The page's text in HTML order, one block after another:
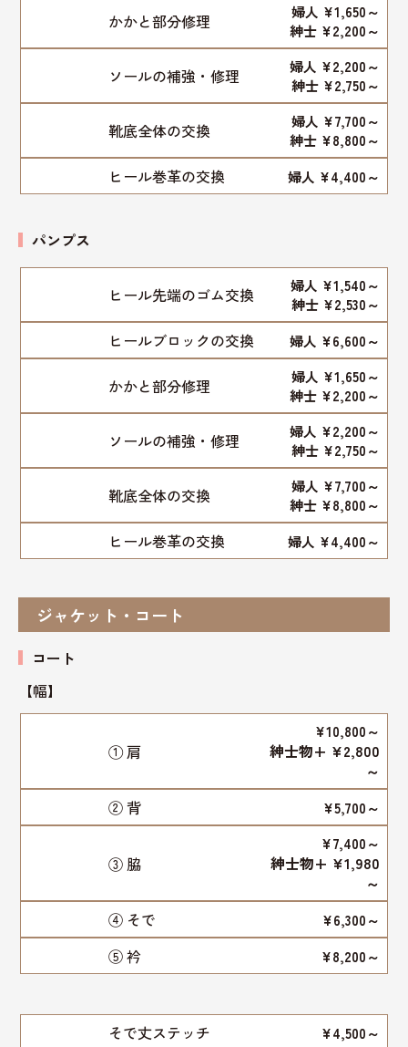
かかと部分修理
婦人 ¥1,650～
紳士 ¥2,200～
ソールの補強・修理
婦人 ¥2,200～
紳士 ¥2,750～
靴底全体の交換
婦人 ¥7,700～
紳士 ¥8,800～
ヒール巻革の交換 婦人 ¥4,400～
パンプス
ヒール先端のゴム交換
婦人 ¥1,540～
紳士 ¥2,530～
ヒールブロックの交換 婦人 ¥6,600～
かかと部分修理
婦人 ¥1,650～
紳士 ¥2,200～
ソールの補強・修理
婦人 ¥2,200～
紳士 ¥2,750～
靴底全体の交換
婦人 ¥7,700～
紳士 ¥8,800～
ヒール巻革の交換 婦人 ¥4,400～
ジャケット・コート
コート
【幅】
① 肩
¥10,800～
紳士物+ ¥2,800
～
② 背
¥5,700～
③ 脇
¥7,400～
紳士物+ ¥1,980
～
④ そで
¥6,300～
⑤ 衿 ¥8,200～
そで丈ステッチ ¥4,500～